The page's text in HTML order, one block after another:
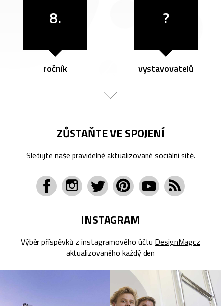
8.
ročník
?
vystavovatelů
ZŮSTAŇTE VE SPOJENÍ
Sledujte naše pravidelně aktualizované sociální sítě.
INSTAGRAM
Výběr příspěvků z instagramového účtu DesignMagcz
aktualizovaného každý den